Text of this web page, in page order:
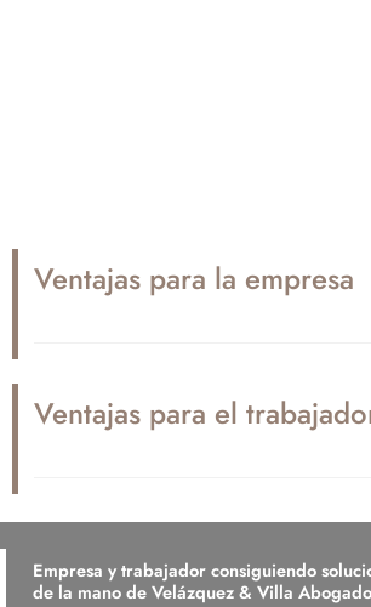
Ventajas para la empresa
Ventajas para el
Empresa y trabajador consiguiendo
de la mano de Velázquez & Villa